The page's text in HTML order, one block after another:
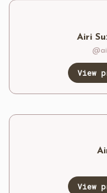
Airi
View
View